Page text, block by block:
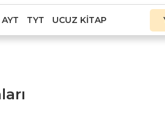
AYT TYT UCUZ KITAP